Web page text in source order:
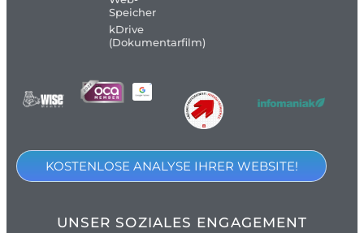
Speicher
kDrive
(Dokumentarfilm)
KOSTENLOSE ANALYSE IHRER WEBSITE!
UNSER SOZIALES ENGAGEMENT